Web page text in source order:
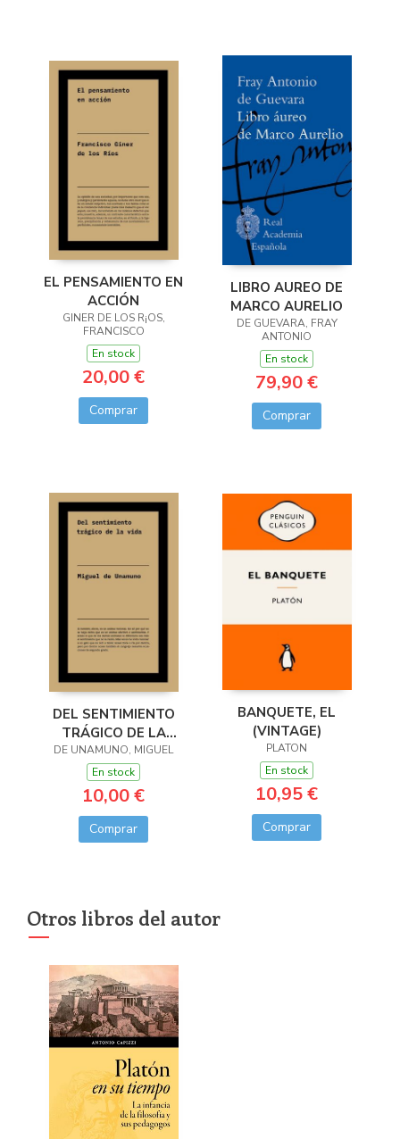
EL PENSAMIENTO EN
ACCIÓN
GINER DE LOS R¡OS,
FRANCISCO
En stock
20,00 €
Comprar
LIBRO AUREO DE
MARCO AURELIO
DE GUEVARA, FRAY
ANTONIO
En stock
79,90 €
Comprar
DEL SENTIMIENTO
TRÁGICO DE LA
VIDA
DE UNAMUNO, MIGUEL
En stock
10,00 €
Comprar
BANQUETE, EL
(VINTAGE)
PLATON
En stock
10,95 €
Comprar
Otros libros del autor